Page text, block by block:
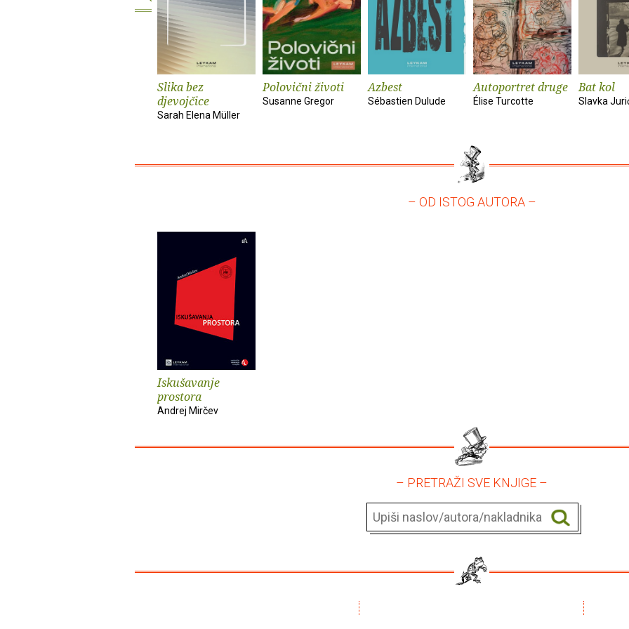
Slika bez
djevojčice
Sarah Elena Müller
Polovični životi
Susanne Gregor
Azbest
Sébastien Dulude
Autoportret druge
Élise Turcotte
Bat kol
Slavka
– OD ISTOG AUTORA –
Iskušavanje
prostora
Andrej Mirčev
– PRETRAŽI SVE KNJIGE –